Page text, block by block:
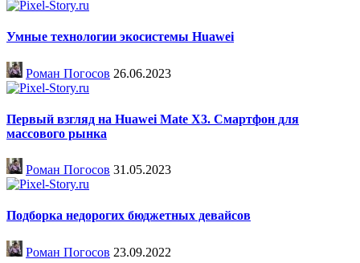
Умные технологии экосистемы Huawei
Роман Погосов 26.06.2023
Первый взгляд на Huawei Mate X3. Смартфон для
массового рынка
Роман Погосов 31.05.2023
Подборка недорогих бюджетных девайсов
Роман Погосов 23.09.2022